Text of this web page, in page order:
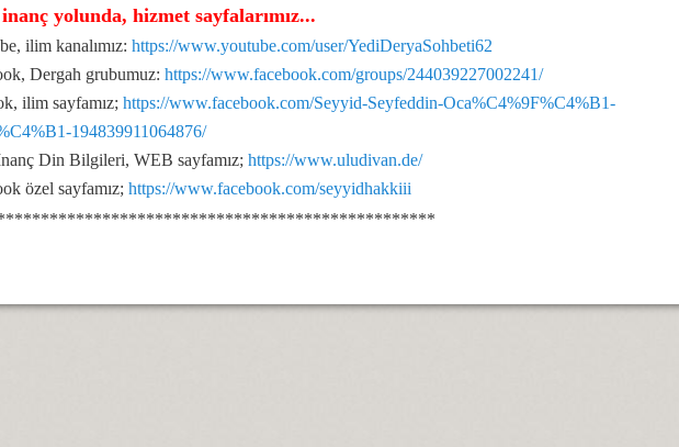
Ali.
yolunda, hizmet sayfalarımız...
ilim kanalımız: https://www.youtube.com/user/YediDeryaSohbeti62
Dergah grubumuz: https://www.facebook.com/groups/244039227002241/
ilim sayfamız; https://www.facebook.com/Seyyid-Seyfeddin-Oca%C4%9F%C4%B1-
194839911064876/
Din Bilgileri, WEB sayfamız; https://www.uludivan.de/
özel sayfamız; https://www.facebook.com/seyyidhakkiii